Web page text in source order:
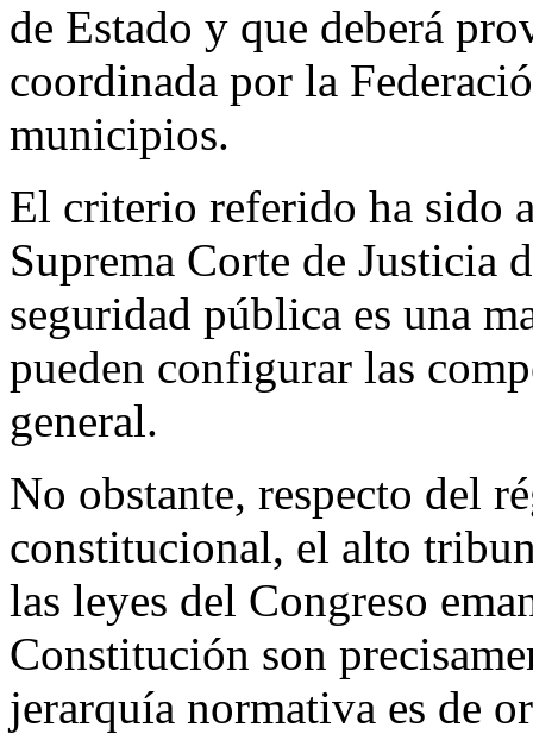
de Estado y que deberá
coordinada por la
municipios.
El criterio referido ha sido
Suprema Corte de Justicia
seguridad pública es una
pueden configurar las
general.
No obstante, respecto del
constitucional, el alto
las leyes del Congreso
Constitución son
jerarquía normativa es de